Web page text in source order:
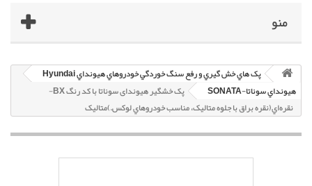
منو
پک هاي خش گيري و رفع سنگ خوردگي خودروهاي هيونداي Hyundai
هيونداي سوناتا-SONATA
پک خشگير هیوندای سوناتا با کد رنگ BX-
نقره‌اي(نقره براق با جلوه متاليک، مناسب خودروهاي لوکس.)متاليک